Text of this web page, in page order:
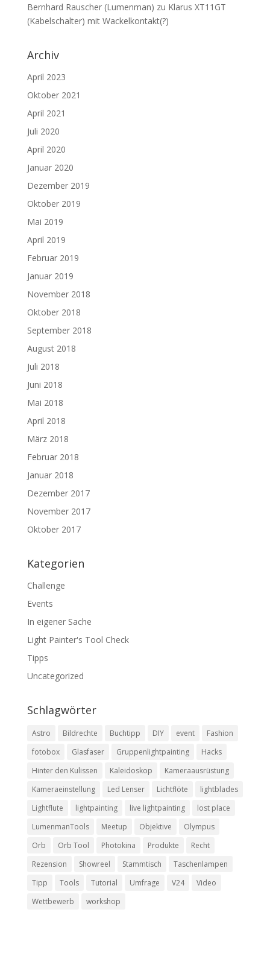
Bernhard Rauscher (Lumenman) zu Klarus XT11GT
(Kabelschalter) mit Wackelkontakt(?)
Archiv
April 2023
Oktober 2021
April 2021
Juli 2020
April 2020
Januar 2020
Dezember 2019
Oktober 2019
Mai 2019
April 2019
Februar 2019
Januar 2019
November 2018
Oktober 2018
September 2018
August 2018
Juli 2018
Juni 2018
Mai 2018
April 2018
März 2018
Februar 2018
Januar 2018
Dezember 2017
November 2017
Oktober 2017
Kategorien
Challenge
Events
In eigener Sache
Light Painter's Tool Check
Tipps
Uncategorized
Schlagwörter
Astro Bildrechte Buchtipp DIY event
Fashion
fotobox
Glasfaser Gruppenlightpainting
Hacks
Hinter den Kulissen
Kaleidoskop
Kameraausrüstung
Kameraeinstellung
Led Lenser Lichtflöte
lightblades
Lightflute
lightpainting live lightpainting
lost place
LumenmanTools
Meetup Objektive
Olympus
Orb
Orb Tool Photokina Produkte
Recht
Rezension
Showreel Stammtisch
Taschenlampen
Tipp
Tools Tutorial Umfrage V24
Video
Wettbewerb
workshop